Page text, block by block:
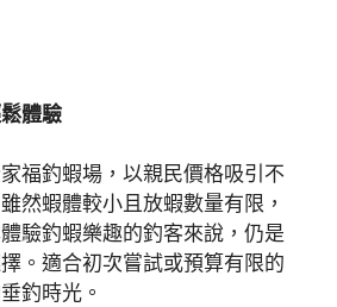
體驗
福釣蝦場，以親民價格吸引不
然蝦體較小且放蝦數量有限，
驗釣蝦樂趣的釣客來說，仍是
。適合初次嘗試或預算有限的
釣時光。